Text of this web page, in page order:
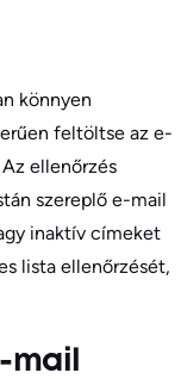
könnyen
feltöltse az e-
ellenőrzés
szereplő e-mail
inaktív címeket
lista ellenőrzését,